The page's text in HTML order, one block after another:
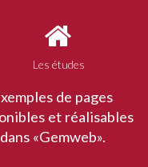
Les études
de pages
et réalisables
dans «Gemweb».